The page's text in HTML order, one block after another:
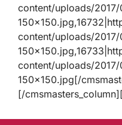
content/uploads/
content/uploads/
content/uploads/
150×150.jpg[/
[/